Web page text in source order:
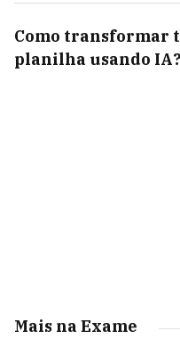
Como transformar
planilha usando IA?
Mais na Exame